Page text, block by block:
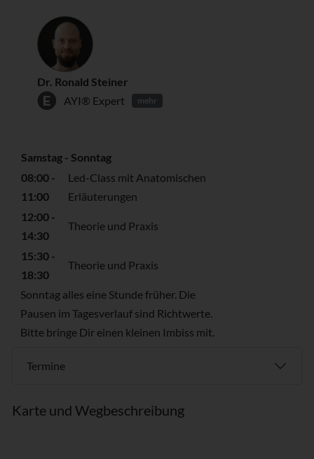
Dr. Ronald Steiner
AYI® Expert
mehr
Samstag - Sonntag
08:00 -
11:00
Led-Class mit Anatomischen
Erläuterungen
12:00 -
14:30
Theorie und Praxis
15:30 -
18:30
Theorie und Praxis
Sonntag alles eine Stunde früher. Die
Pausen im Tagesverlauf sind Richtwerte.
Bitte bringe Dir einen kleinen Imbiss mit.
Termine
Karte und Wegbeschreibung